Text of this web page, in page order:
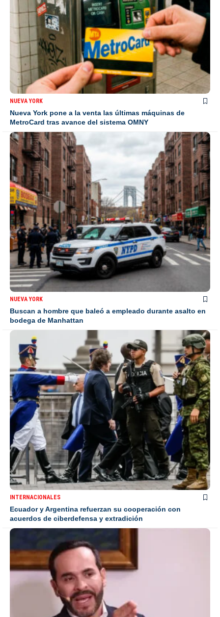
NUEVA YORK
Nueva York pone a la venta las últimas máquinas de
MetroCard tras avance del sistema OMNY
NUEVA YORK
Buscan a hombre que baleó a empleado durante asalto en
bodega de Manhattan
INTERNACIONALES
Ecuador y Argentina refuerzan su cooperación con
acuerdos de ciberdefensa y extradición